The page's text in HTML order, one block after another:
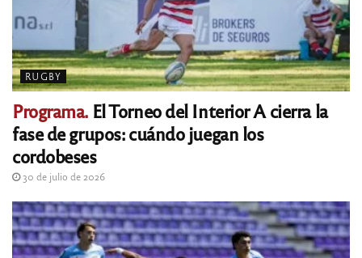
RUGBY
Programa. El Torneo del Interior A cierra la
fase de grupos: cuándo juegan los
cordobeses
30 de julio de 2026